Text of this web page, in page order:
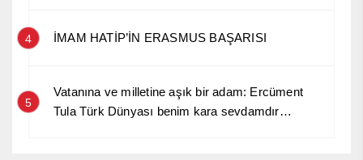
4 İMAM HATİP’İN ERASMUS BAŞARISI
5
Vatanına ve milletine aşık bir adam: Ercüment
Tula Türk Dünyası benim kara sevdamdır…